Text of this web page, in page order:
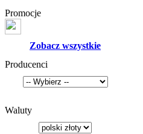
Promocje
Zobacz wszystkie
Producenci
Waluty